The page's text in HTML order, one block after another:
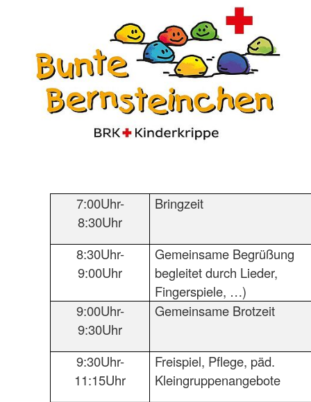
7:00Uhr-
8:30Uhr
Bringzeit
8:30Uhr-
9:00Uhr
Gemeinsame Begrüßung
begleitet durch Lieder,
Fingerspiele, …)
9:00Uhr-
9:30Uhr
Gemeinsame Brotzeit
9:30Uhr-
11:15Uhr
Freispiel, Pflege, päd.
Kleingruppenangebote